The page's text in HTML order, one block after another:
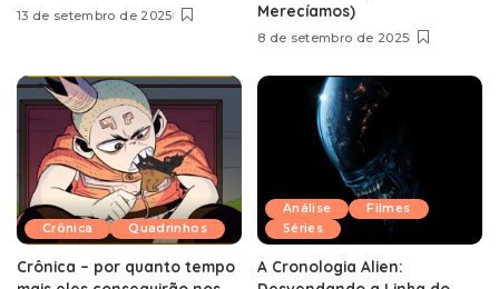
13 de setembro de 2025
Merecíamos)
8 de setembro de 2025
Crônica Quadrinhos
Crônica – por quanto tempo
Análise
Filmes
Séries
A Cronologia Alien: